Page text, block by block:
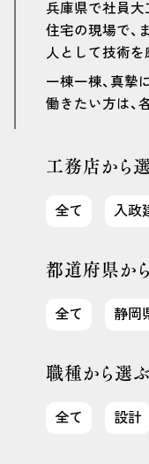
兵庫県で社員大
住宅の現場で、
人として技術を
一棟一棟、真摯
働きたい方は、
工務店から
全て 入政
都道府県か
全て 静岡
職種から選ぶ
全て 設計